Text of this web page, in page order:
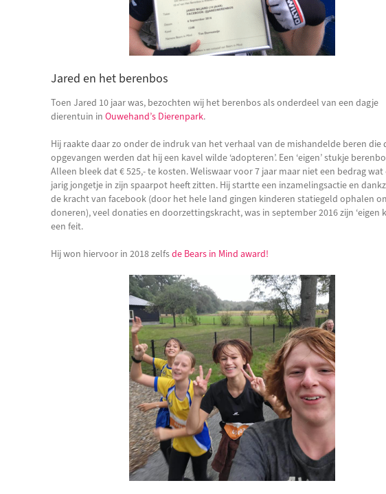
Jared en het berenbos
Toen Jared 10 jaar was, bezochten wij het berenbos als onderdeel van een dagje
dierentuin in Ouwehand’s Dierenpark.
Hij raakte daar zo onder de indruk van het verhaal van de mishandelde beren die
opgevangen werden dat hij een kavel wilde ‘adopteren’. Een ‘eigen’ stukje
Alleen bleek dat € 525,- te kosten. Weliswaar voor 7 jaar maar niet een bedrag wat
jarig jongetje in zijn spaarpot heeft zitten. Hij startte een inzamelingsactie en
de kracht van facebook (door het hele land gingen kinderen statiegeld ophalen
doneren), veel donaties en doorzettingskracht, was in september 2016 zijn ‘eigen
een feit.
Hij won hiervoor in 2018 zelfsde Bears in Mind award!